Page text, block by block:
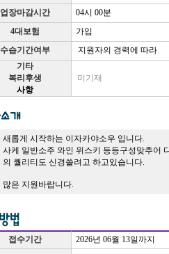
업장마감시간
04시 00분
4대보험
가입
수습기간여부
지원자의 경력에 따라
기타
복리후생
사항
미기재
새롭게 시작하는 이자카야소우 입니다.
사케 일반소주 와인 위스키 등등구성맞추어
의 퀄리티도 신경쓸려고 하고있습니다.
많은 지원바랍니다.
접수기간 2026년 06월 13일까지